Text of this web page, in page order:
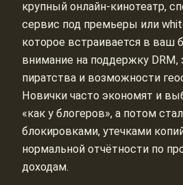
крупный онлайн‑кинотеатр,
сервис под премьеры или
которое встраивается в ваш
внимание на поддержку DRM,
пиратства и возможности
Новички часто экономят и
«как у блогеров», а потом
блокировками, утечками
нормальной отчётности по
доходам.